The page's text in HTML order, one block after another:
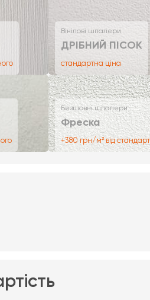
Вінілові шпалери
ДРІБНИЙ ПІСОК
стандартна ціна
Безшовні шпалери
Фреска
+380 грн/м² від